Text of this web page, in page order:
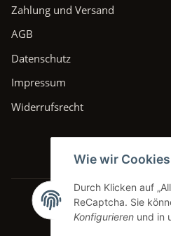
Wie wir
Durch Klicken auf
ReCaptcha. Sie
Konfigurieren und in
Zahlung und Versand
AGB
Datenschutz
Impressum
Widerrufsrecht